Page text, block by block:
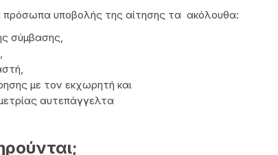
πρόσωπα υποβολής της αίτησης τα ακόλουθα:
σύμβασης,
με τον εκχωρητή και
αυτεπάγγελτα